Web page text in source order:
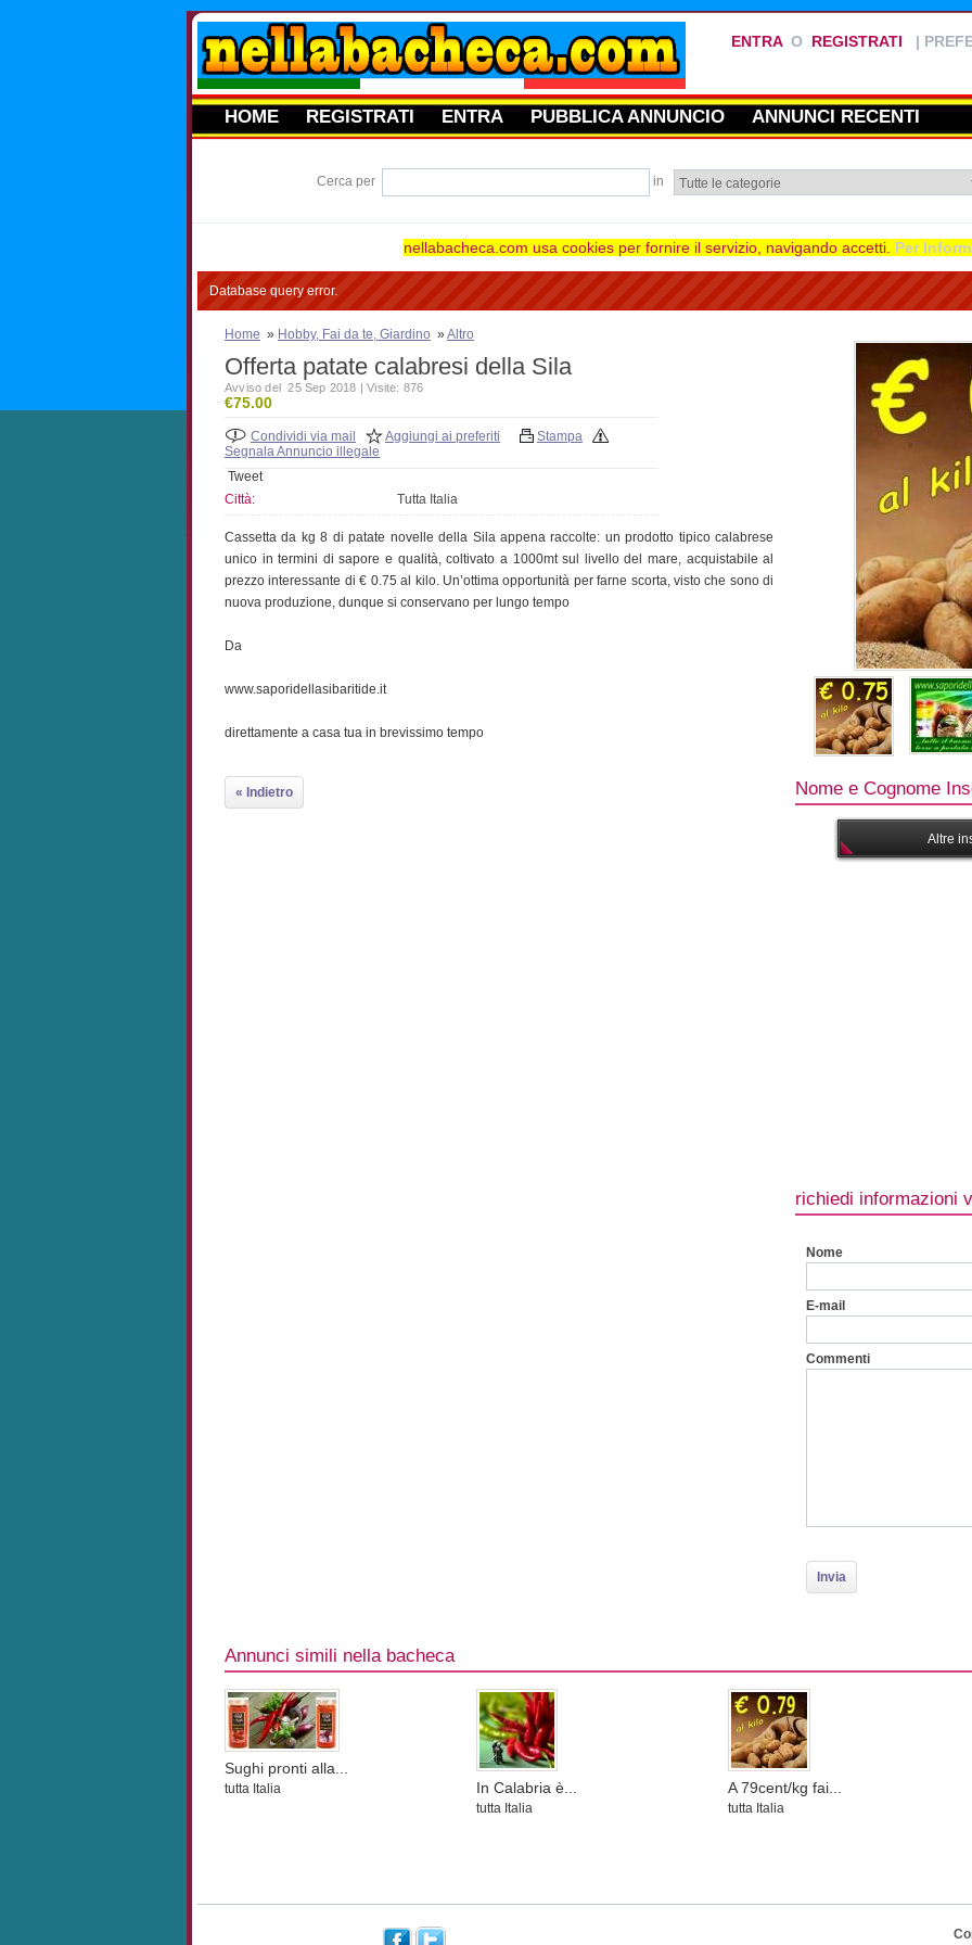
ENTRAO REGISTRATI |
HOME REGISTRATI ENTRA PUBBLICA ANNUNCIO ANNUNCI RECENTI
Cerca per in
nellabacheca.com usa cookies per fornire il servizio, navigando accetti. Per
Database query error.
Home » Hobby, Fai da te, Giardino »Altro
Offerta patate calabresi della Sila
Avviso del 25 Sep 2018 | Visite: 876
€75.00
Condividi via mail Aggiungi ai preferiti
Stampa
Segnala Annuncio illegale
Tweet
Città:
Tutta Italia
Cassetta da kg 8 di patate novelle della Sila appena raccolte: un prodotto tipico calabrese
unico in termini di sapore e qualità, coltivato a 1000mt sul livello del mare, acquistabile al
prezzo interessante di € 0.75 al kilo. Un’ottima opportunità per farne scorta, visto che sono di
nuova produzione, dunque si conservano per lungo tempo
Da
www.saporidellasibaritide.it
direttamente a casa tua in brevissimo tempo
« Indietro Nome e Cognome
Altre
richiedi informazioni
Nome
E-mail
Commenti
Annunci simili nella bacheca
Sughi pronti alla...
tutta Italia In Calabria è...
tutta Italia
A 79cent/kg fai...
tutta Italia